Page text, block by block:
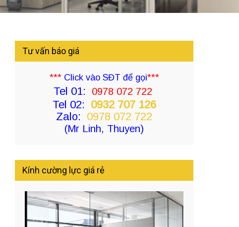
Tư vấn báo giá
***Click vào SĐT để gọi***
Tel 01: 0978 072 722
Tel 02: 0932 707 126
Zalo: 0978 072 722
(Mr Linh, Thuyen)
Kính cường lực giá rẻ